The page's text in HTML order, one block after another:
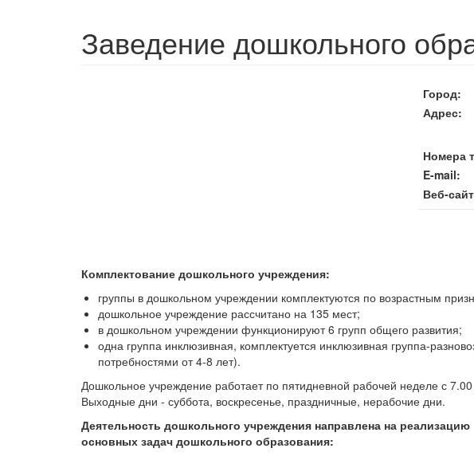
Заведение дошкольного
Город
Адрес
Номера
E-mail
Веб-сайт
Комплектование дошкольного учреждения:
группы в дошкольном учреждении комплектуются по возрастным
дошкольное учреждение рассчитано на 135 мест;
в дошкольном учреждении функционируют 6 групп общего развития;
одна группа инклюзивная, комплектуется инклюзивная группа-
потребностями от 4-8 лет).
Дошкольное учреждение работает по пятидневной рабочей неделе с
Выходные дни - суббота, воскресенье, праздничные, нерабочие дни.
Деятельность дошкольного учреждения направлена ​​на реализацию
основных задач дошкольного образования: